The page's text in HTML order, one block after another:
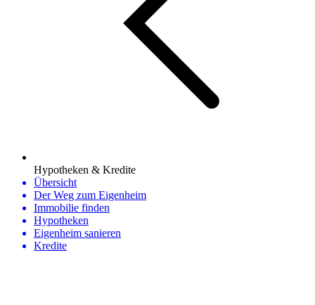
Hypotheken & Kredite
Übersicht
Der Weg zum Eigenheim
Immobilie finden
Hypotheken
Eigenheim sanieren
Kredite